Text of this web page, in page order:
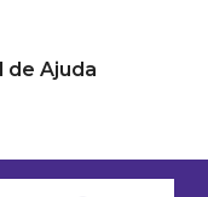
de Ajuda